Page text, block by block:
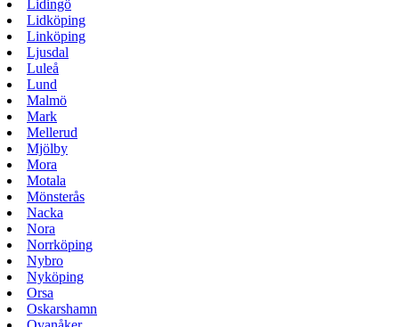
Lidingö
Lidköping
Linköping
Ljusdal
Luleå
Lund
Malmö
Mark
Mellerud
Mjölby
Mora
Motala
Mönsterås
Nacka
Nora
Norrköping
Nybro
Nyköping
Orsa
Oskarshamn